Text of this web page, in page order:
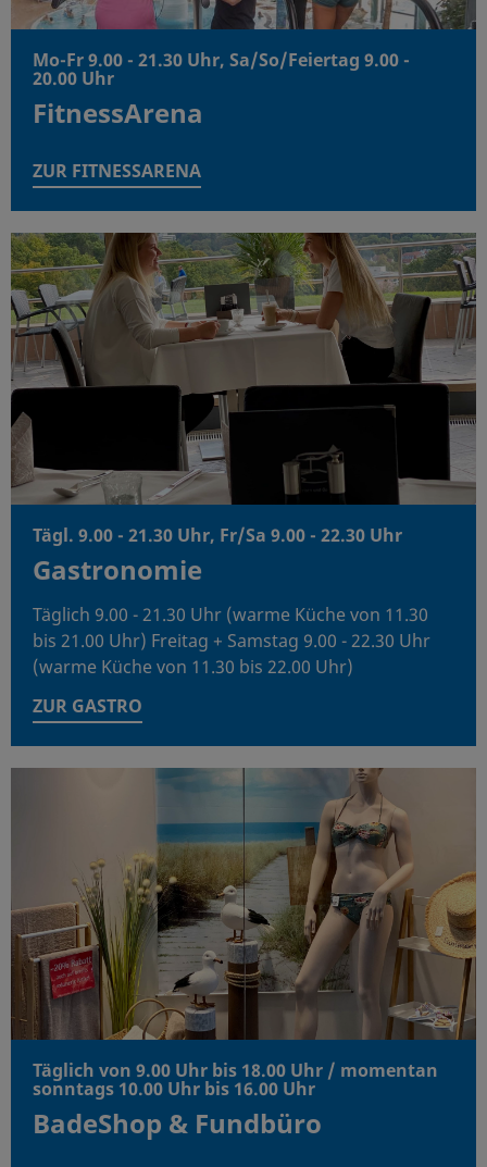
Mo-Fr 9.00 - 21.30 Uhr, Sa/So/Feiertag 9.00 -
20.00 Uhr
FitnessArena
ZUR FITNESSARENA
Tägl. 9.00 - 21.30 Uhr, Fr/Sa 9.00 - 22.30 Uhr
Gastronomie
Täglich 9.00 - 21.30 Uhr (warme Küche von 11.30
bis 21.00 Uhr) Freitag + Samstag 9.00 - 22.30 Uhr
(warme Küche von 11.30 bis 22.00 Uhr)
ZUR GASTRO
Täglich von 9.00 Uhr bis 18.00 Uhr / momentan
sonntags 10.00 Uhr bis 16.00 Uhr
BadeShop & Fundbüro